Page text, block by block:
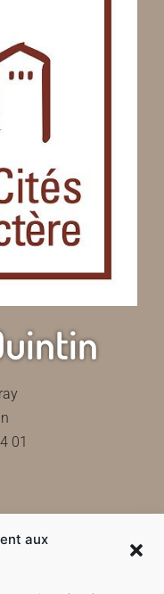
aux
01